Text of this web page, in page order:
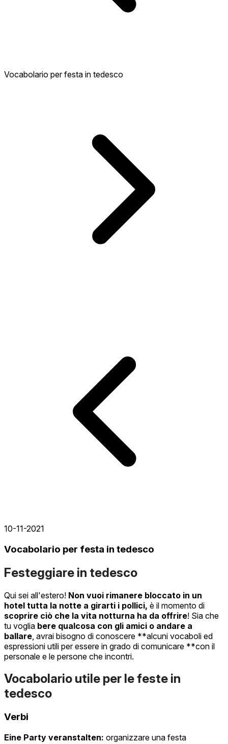
Vocabolario per festa in tedesco
10-11-2021
Vocabolario per festa in tedesco
Festeggiare in tedesco
Qui sei all'estero! Non vuoi rimanere bloccato in un
hotel tutta la notte a girarti i pollici, è il momento di
scoprire ciò che la vita notturna ha da offrire! Sia che
tu voglia bere qualcosa con gli amici o andare a
ballare , avrai bisogno di conoscere **alcuni vocaboli ed
espressioni utili per essere in grado di comunicare **con il
personale e le persone che incontri.
Vocabolario utile per le feste in
tedesco
Verbi
Eine Party veranstalten: organizzare una festa